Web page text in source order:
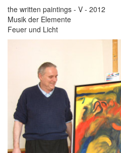
the written paintings - V - 2012
Musik der Elemente
Feuer und Licht